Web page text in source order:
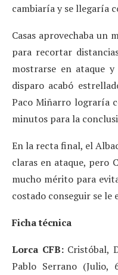
cambiaría y se llegaría
Casas aprovechaba un
para recortar
mostrarse en ataque
disparo acabó
Paco Miñarro lograría
minutos para la
En la recta final, el
claras en ataque, pero
mucho mérito para
costado conseguir se le
Ficha técnica
Lorca CFB:Cristóbal,
Pablo Serrano (Julio,